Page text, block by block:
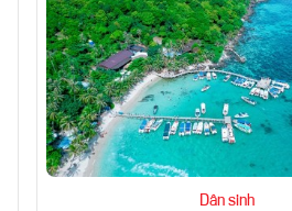
Dân sinh